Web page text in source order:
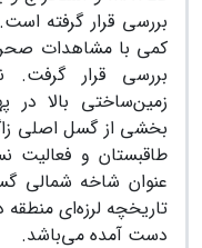
بررسی قرار گرفته
کمی با مشاهدات
بررسی قرار گرفت.
زمین‌ساختی بالا در
طاقبستان و فعالیت
تاریخچه لرزه‌ای منطقه
دست آمده می‌باشد.